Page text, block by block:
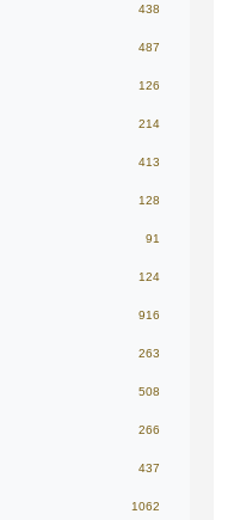
438
487
126
214
413
128
91
124
916
263
508
266
437
1062